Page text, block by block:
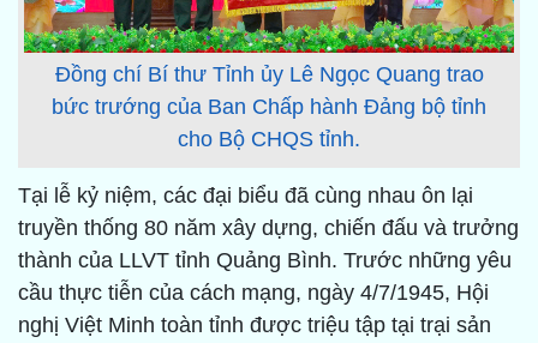
Đồng chí Bí thư Tỉnh ủy Lê Ngọc Quang trao
bức trướng của Ban Chấp hành Đảng bộ tỉnh
cho Bộ CHQS tỉnh.
Tại lễ kỷ niệm, các đại biểu đã cùng nhau ôn lại
truyền thống 80 năm xây dựng, chiến đấu và trưởng
thành của LLVT tỉnh Quảng Bình. Trước những yêu
cầu thực tiễn của cách mạng, ngày 4/7/1945, Hội
nghị Việt Minh toàn tỉnh được triệu tập tại trại sản